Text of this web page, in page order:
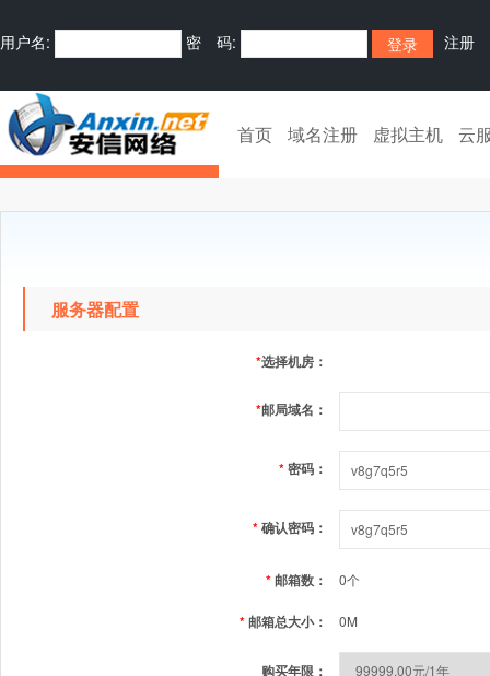
用户名: 密 码: 注册
首页 域名注册 虚拟主机 云
服务器配置
*选择机房：
*邮局域名：
*密码：
*确认密码：
*邮箱数： 0个
*邮箱总大小： 0M
购买年限：